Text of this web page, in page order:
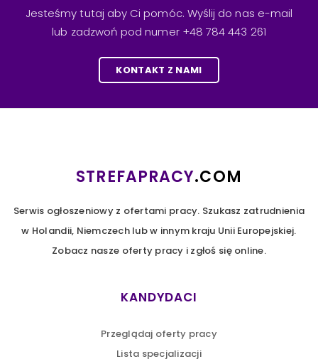
Jesteśmy tutaj aby Ci pomóc. Wyślij do nas e-mail
lub zadzwoń pod numer +48 784 443 261
KONTAKT Z NAMI
STREFAPRACY.COM
Serwis ogłoszeniowy z ofertami pracy. Szukasz zatrudnienia
w Holandii, Niemczech lub w innym kraju Unii Europejskiej.
Zobacz nasze oferty pracy i zgłoś się online.
KANDYDACI
Przeglądaj oferty pracy
Lista specjalizacji